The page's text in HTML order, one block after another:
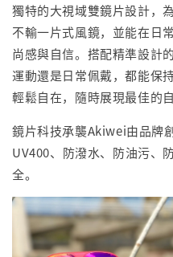
獨特的大視域雙鏡片設計，
不輸一片式風鏡，並能在日
尚感與自信。搭配精準設計
運動還是日常佩戴，都能保
輕鬆自在，隨時展現最佳的自
鏡片科技承襲Akiwei由品牌
UV400、防潑水、防油污、
全。